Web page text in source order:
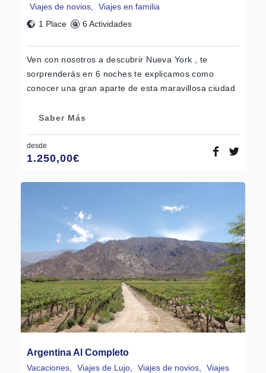
Viajes de novios
Viajes en familia
1 Place
6 Actividades
Ven con nosotros a descubrir Nueva York , te
sorprenderás en 6 noches te explicamos como
conocer una gran aparte de esta maravillosa ciudad
Saber Más
desde
1.250,00€
Argentina Al Completo
Vacaciones Viajes de Lujo Viajes de novios
Viajes